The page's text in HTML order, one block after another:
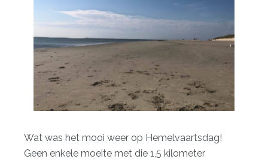
Wat was het mooi weer op Hemelvaartsdag!
Geen enkele moeite met die 1,5 kilometer